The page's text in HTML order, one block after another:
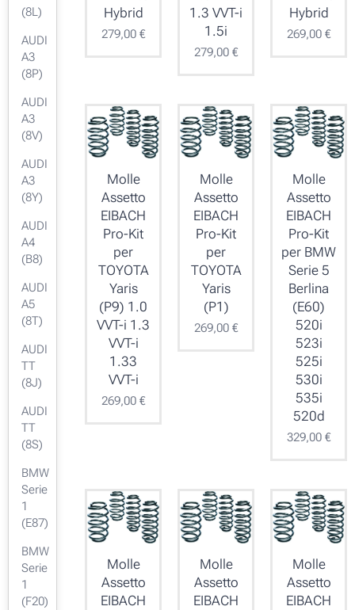
(8L)
AUDI
A3
(8P)
AUDI
A3
(8V)
AUDI
A3
(8Y)
AUDI
A4
(B8)
AUDI
A5
(8T)
AUDI
TT
(8J)
AUDI
TT
(8S)
BMW
Serie
1
(E87)
BMW
Serie
1
(F20)
Hybrid
279,00€
1.3 VVT-i
1.5i
279,00€
Hybrid
269,00€
Molle
Assetto
EIBACH
Pro-Kit
per
TOYOTA
Yaris
(P9) 1.0
VVT-i 1.3
VVT-i
1.33
VVT-i
269,00€
Molle
Assetto
EIBACH
Pro-Kit
per
TOYOTA
Yaris
(P1)
269,00€
Molle
Assetto
EIBACH
Pro-Kit
per BMW
Serie 5
Berlina
(E60)
520i
523i
525i
530i
535i
520d
329,00€
Molle
Assetto
EIBACH
Molle
Assetto
EIBACH
Molle
Assetto
EIBACH